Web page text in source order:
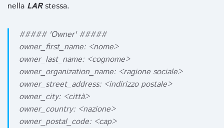
nella LARstessa.
##### 'Owner' #####
owner_first_name: <nome>
owner_last_name: <cognome>
owner_organization_name: <ragione sociale>
owner_street_address: <indirizzo postale>
owner_city: <città>
owner_country: <nazione>
owner_postal_code: <cap>